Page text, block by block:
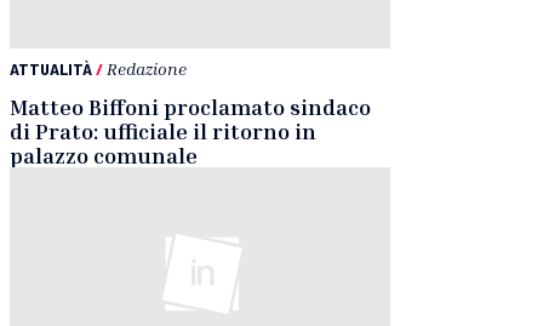
ATTUALITÀ/ Redazione
Matteo Biffoni proclamato sindaco
di Prato: ufficiale il ritorno in
palazzo comunale